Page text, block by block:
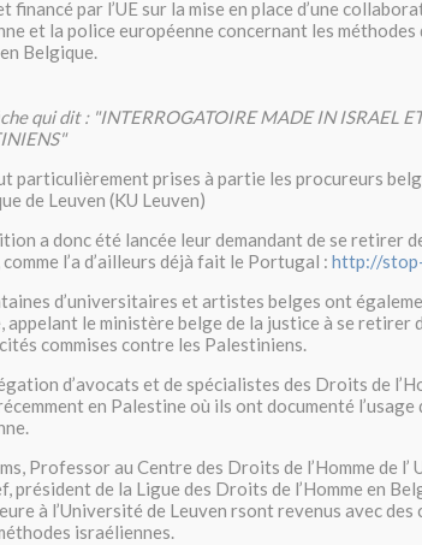
financé par l’UE sur la mise en place d’une
et la police européenne concernant les
Belgique.
qui dit : "INTERROGATOIRE MADE IN ISRAEL
particulièrement prises à partie les procureurs
de Leuven (KU Leuven)
a donc été lancée leur demandant de se retirer
comme l’a d’ailleurs déjà fait le Portugal : http://
d’universitaires et artistes belges ont
appelant le ministère belge de la justice à se retirer
commises contre les Palestiniens.
d’avocats et de spécialistes des Droits de
en Palestine où ils ont documenté
Professor au Centre des Droits de l’Homme de
président de la Ligue des Droits de l’Homme en
à l’Université de Leuven rsont revenus avec des
israéliennes.